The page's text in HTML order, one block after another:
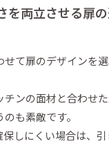
を両立させる扉
て扉のデザインを
ンの面材と合わせ
も素敵です。
しにくい場合は、